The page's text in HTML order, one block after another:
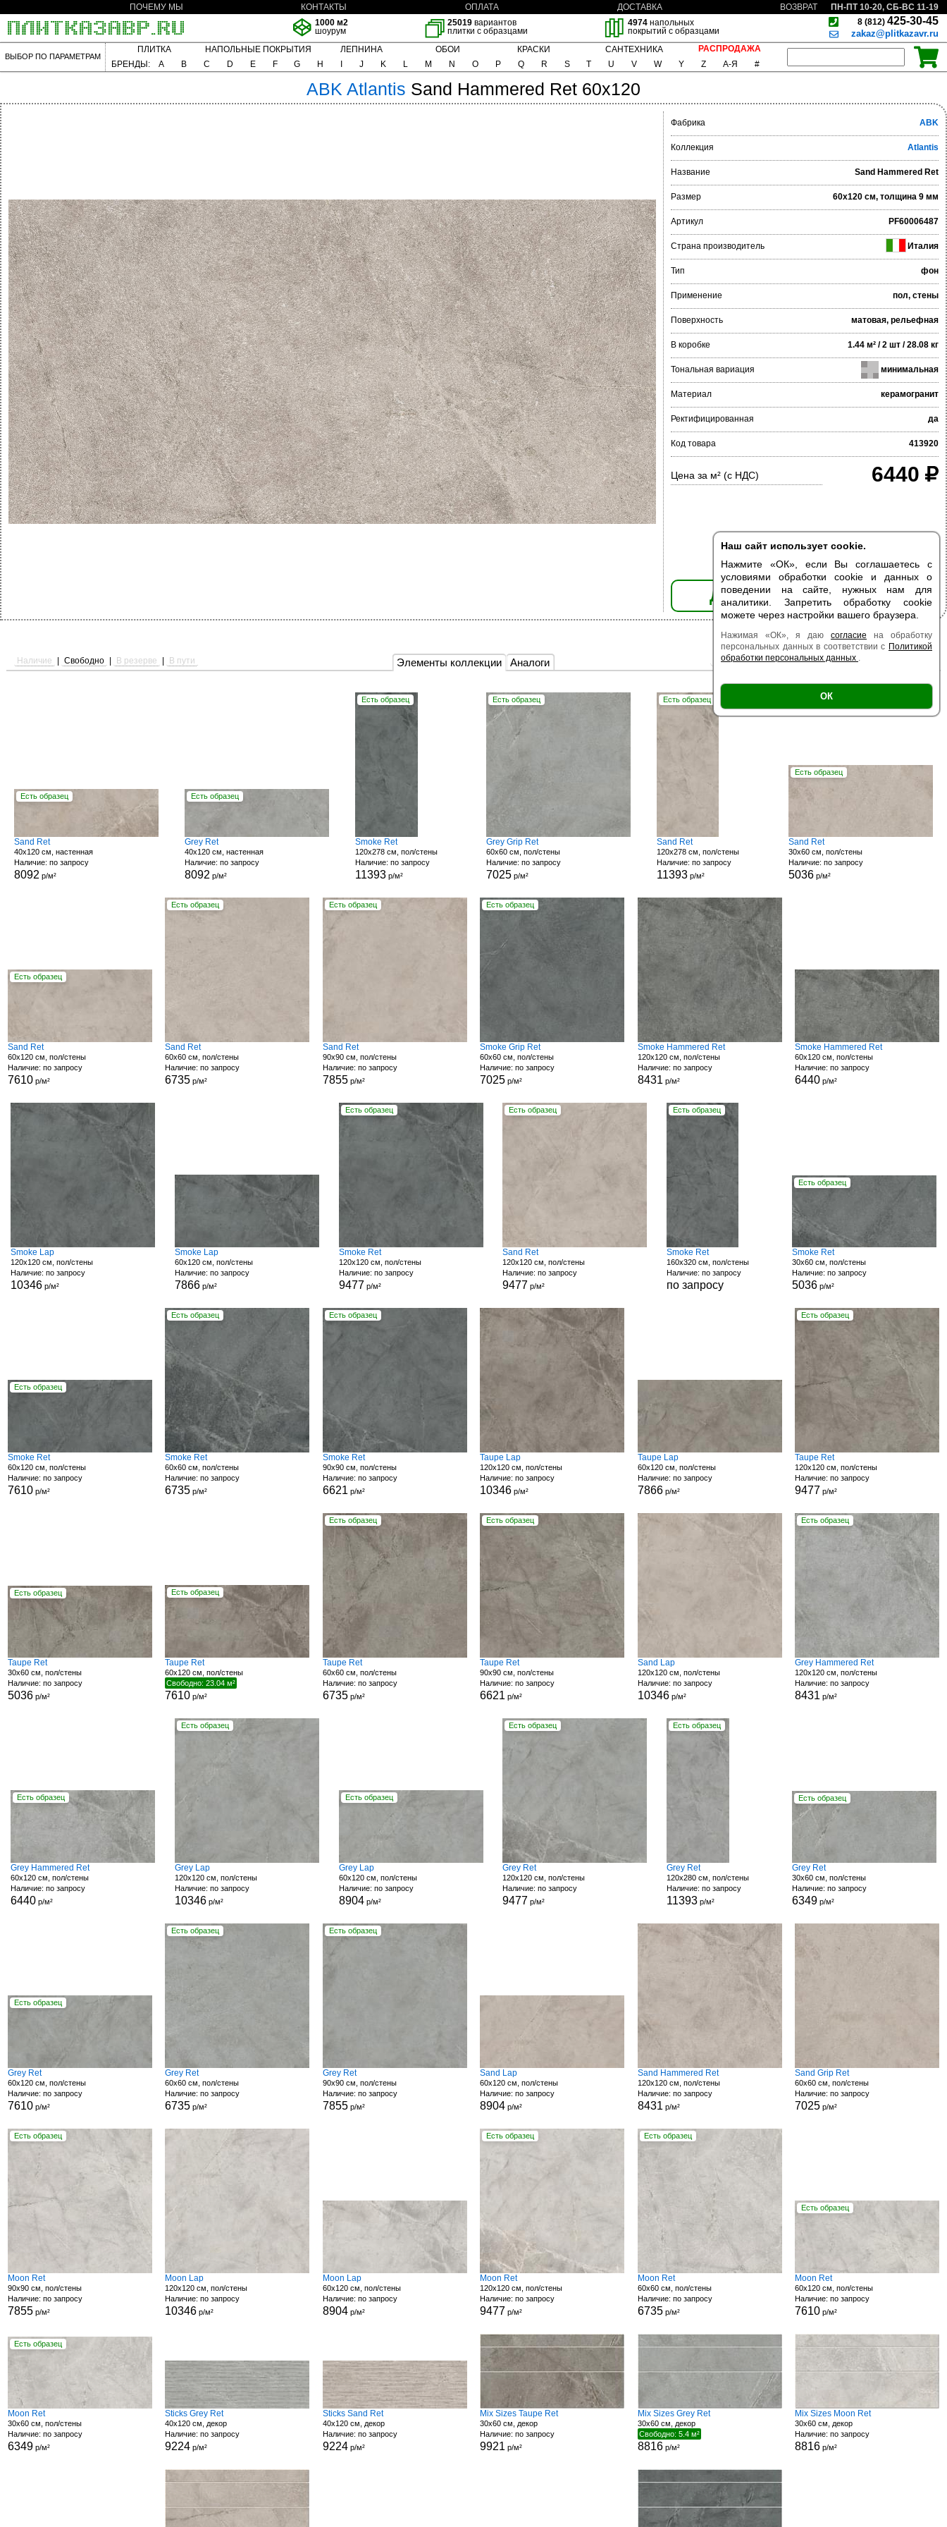
Наш сайт использует cookie.
Нажмите «ОК», если Вы соглашаетесь с
условиями обработки cookie и данных о
поведении на сайте, нужных нам для
аналитики. Запретить обработку cookie
можете через настройки вашего браузера.
Нажимая «ОК», я даю согласие на обработку
персональных данных в соответствии с Политикой
обработки персональных данных .
ОК
ПОЧЕМУ МЫ КОНТАКТЫ ОПЛАТА ДОСТАВКА ВОЗВРАТ
ПН-ПТ 10-20, СБ-ВС 11-19
1000 м2
шоурум
25019 вариантов
плитки с образцами
4974напольных
покрытий с образцами
8 (812) 425-30-45
zakaz@plitkazavr.ru
ВЫБОР ПО ПАРАМЕТРАМ
ПЛИТКА НАПОЛЬНЫЕ ПОКРЫТИЯ ЛЕПНИНА ОБОИ КРАСКИ САНТЕХНИКА
РАСПРОДАЖА
БРЕНДЫ:
A B C D E F G H J K L M N O P Q R S T U V W Y Z А-Я #
ABK Atlantis Sand Hammered Ret 60x120
Фабрика ABK
Коллекция Atlantis
Название Sand Hammered Ret
Размер 60x120 см, толщина 9 мм
Артикул PF60006487
Страна производитель Италия
Тип фон
Применение пол, стены
Поверхность матовая, рельефная
В коробке 1.44 м² / 2 шт / 28.08 кг
Тональная вариация минимальная
Материал керамогранит
Ректифицированная да
Код товара 413920
Цена за м² (с НДС) 6440
ДОБАВИТЬ В КОРЗИНУ
Элементы коллекции Аналоги
Наличие Свободно В резерве В пути Есть образец | Поверхность |
Есть образец
Sand Ret
40x120 см, настенная
Наличие: по запросу
8092 р/м²
Есть образец
Grey Ret
40x120 см, настенная
Наличие: по запросу
8092 р/м²
Есть образец
Smoke Ret
120x278 см, пол/стены
Наличие: по запросу
11393р/м²
Есть образец
Grey Grip Ret
60x60 см, пол/стены
Наличие: по запросу
7025 р/м²
Есть образец
Sand Ret
120x278 см, пол/стены
Наличие: по запросу
11393 р/м²
Есть образец
Sand Ret
30x60 см, пол/стены
Наличие: по запросу
5036 р/м²
Есть образец
Sand Ret
60x120 см, пол/стены
Наличие: по запросу
7610р/м²
Есть образец
Sand Ret
60x60 см, пол/стены
Наличие: по запросу
6735 р/м²
Есть образец
Sand Ret
90x90 см, пол/стены
Наличие: по запросу
7855р/м²
Есть образец
Smoke Grip Ret
60x60 см, пол/стены
Наличие: по запросу
7025 р/м²
Smoke Hammered Ret
120x120 см, пол/стены
Наличие: по запросу
8431 р/м²
Smoke Hammered Ret
60x120 см, пол/стены
Наличие: по запросу
6440 р/м²
Smoke Lap
120x120 см, пол/стены
Наличие: по запросу
10346 р/м²
Smoke Lap
60x120 см, пол/стены
Наличие: по запросу
7866р/м²
Есть образец
Smoke Ret
120x120 см, пол/стены
Наличие: по запросу
9477 р/м²
Есть образец
Sand Ret
120x120 см, пол/стены
Наличие: по запросу
9477 р/м²
Есть образец
Smoke Ret
160x320 см, пол/стены
Наличие: по запросу
по запросу
Есть образец
Smoke Ret
30x60 см, пол/стены
Наличие: по запросу
5036р/м²
Есть образец
Smoke Ret
60x120 см, пол/стены
Наличие: по запросу
7610р/м²
Есть образец
Smoke Ret
60x60 см, пол/стены
Наличие: по запросу
6735 р/м²
Есть образец
Smoke Ret
90x90 см, пол/стены
Наличие: по запросу
6621 р/м²
Taupe Lap
120x120 см, пол/стены
Наличие: по запросу
10346 р/м²
Taupe Lap
60x120 см, пол/стены
Наличие: по запросу
7866р/м²
Есть образец
Taupe Ret
120x120 см, пол/стены
Наличие: по запросу
9477 р/м²
Есть образец
Taupe Ret
30x60 см, пол/стены
Наличие: по запросу
5036р/м²
Есть образец
Taupe Ret
60x120 см, пол/стены
Свободно: 23.04 м²
7610 р/м²
Есть образец
Taupe Ret
60x60 см, пол/стены
Наличие: по запросу
6735р/м²
Есть образец
Taupe Ret
90x90 см, пол/стены
Наличие: по запросу
6621 р/м²
Sand Lap
120x120 см, пол/стены
Наличие: по запросу
10346р/м²
Есть образец
Grey Hammered Ret
120x120 см, пол/стены
Наличие: по запросу
8431 р/м²
Есть образец
Grey Hammered Ret
60x120 см, пол/стены
Наличие: по запросу
6440 р/м²
Есть образец
Grey Lap
120x120 см, пол/стены
Наличие: по запросу
10346р/м²
Есть образец
Grey Lap
60x120 см, пол/стены
Наличие: по запросу
8904р/м²
Есть образец
Grey Ret
120x120 см, пол/стены
Наличие: по запросу
9477 р/м²
Есть образец
Grey Ret
120x280 см, пол/стены
Наличие: по запросу
11393р/м²
Есть образец
Grey Ret
30x60 см, пол/стены
Наличие: по запросу
6349р/м²
Есть образец
Grey Ret
60x120 см, пол/стены
Наличие: по запросу
7610р/м²
Есть образец
Grey Ret
60x60 см, пол/стены
Наличие: по запросу
6735 р/м²
Есть образец
Grey Ret
90x90 см, пол/стены
Наличие: по запросу
7855р/м²
Sand Lap
60x120 см, пол/стены
Наличие: по запросу
8904 р/м²
Sand Hammered Ret
120x120 см, пол/стены
Наличие: по запросу
8431 р/м²
Sand Grip Ret
60x60 см, пол/стены
Наличие: по запросу
7025 р/м²
Есть образец
Moon Ret
90x90 см, пол/стены
Наличие: по запросу
7855р/м²
Moon Lap
120x120 см, пол/стены
Наличие: по запросу
10346 р/м²
Moon Lap
60x120 см, пол/стены
Наличие: по запросу
8904р/м²
Есть образец
Moon Ret
120x120 см, пол/стены
Наличие: по запросу
9477 р/м²
Есть образец
Moon Ret
60x60 см, пол/стены
Наличие: по запросу
6735р/м²
Есть образец
Moon Ret
60x120 см, пол/стены
Наличие: по запросу
7610 р/м²
Есть образец
Moon Ret
30x60 см, пол/стены
Наличие: по запросу
6349р/м²
Sticks Grey Ret
40x120 см, декор
Наличие: по запросу
9224 р/м²
Sticks Sand Ret
40x120 см, декор
Наличие: по запросу
9224р/м²
Mix Sizes Taupe Ret
30x60 см, декор
Наличие: по запросу
9921 р/м²
Mix Sizes Grey Ret
30x60 см, декор
Свободно: 5.4 м²
8816р/м²
Mix Sizes Moon Ret
30x60 см, декор
Наличие: по запросу
8816 р/м²